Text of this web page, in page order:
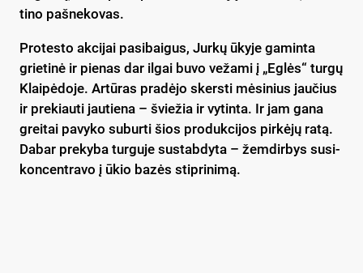
ti­no pa­šne­ko­vas.
Pro­tes­to ak­ci­jai pa­si­bai­gus, Jur­kų ūky­je ga­min­ta
grie­ti­nė ir pie­nas dar il­gai bu­vo ve­ža­mi į „Eg­lės“ tur­gų
Klai­pė­do­je. Ar­tū­ras pra­dė­jo skers­ti mė­si­nius jau­čius
ir pre­kiau­ti jau­tie­na – švie­žia ir vy­tin­ta. Ir jam ga­na
grei­tai pa­vy­ko su­bur­ti šios pro­duk­ci­jos pir­kė­jų ra­tą.
Da­bar pre­ky­ba tur­gu­je su­stab­dy­ta – žem­dir­bys su­si­
kon­cent­ra­vo į ūkio ba­zės stip­ri­ni­mą.